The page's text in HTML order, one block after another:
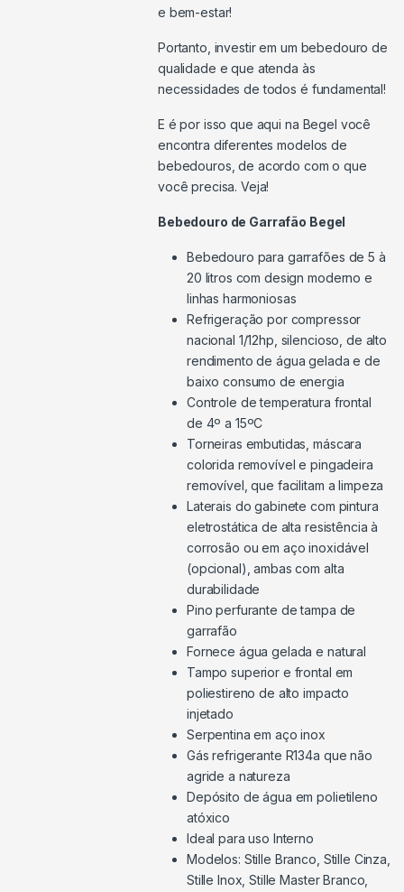
e bem-estar!
Portanto, investir em um bebedouro de
qualidade e que atenda às
necessidades de todos é fundamental!
E é por isso que aqui na Begel você
encontra diferentes modelos de
bebedouros, de acordo com o que
você precisa. Veja!
Bebedouro de Garrafão Begel
Bebedouro para garrafões de 5 à
20 litros com design moderno e
linhas harmoniosas
Refrigeração por compressor
nacional 1/12hp, silencioso, de alto
rendimento de água gelada e de
baixo consumo de energia
Controle de temperatura frontal
de 4º a 15ºC
Torneiras embutidas, máscara
colorida removível e pingadeira
removível, que facilitam a limpeza
Laterais do gabinete com pintura
eletrostática de alta resistência à
corrosão ou em aço inoxidável
(opcional), ambas com alta
durabilidade
Pino perfurante de tampa de
garrafão
Fornece água gelada e natural
Tampo superior e frontal em
poliestireno de alto impacto
injetado
Serpentina em aço inox
Gás refrigerante R134a que não
agride a natureza
Depósito de água em polietileno
atóxico
Ideal para uso Interno
Modelos: Stille Branco, Stille Cinza,
Stille Inox, Stille Master Branco,